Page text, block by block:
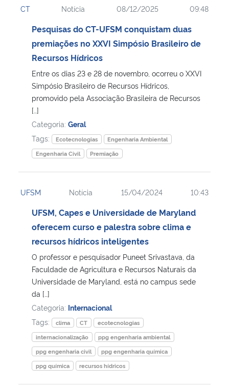
Ministério da Cidadania
Ministério da Saúde
Ministério de Minas e Energia
Ministério da Ciência, Tecnologia, Inovações e Comunicações
Ministério do Turismo
Ministério do Desenvolvimento Regional
Ministério da Mulher, da Família e dos Direitos Humanos
Secretaria-Geral
Secretaria de Governo
Gabinete de Segurança Institucional
Advocacia-Geral da União
Banco Central do Brasil
CT Notícia 08/12/2025 09:48
Pesquisas do CT-UFSM conquistam duas
premiações no XXVI Simpósio Brasileiro de
Recursos Hídricos
Entre os dias 23 e 28 de novembro, ocorreu o XXVI
Simpósio Brasileiro de Recursos Hídricos,
promovido pela Associação Brasileira de Recursos
[…]
Categoria: Geral
Tags:
Ecotecnologias
Engenharia Ambiental
Engenharia Civil
Premiação
UFSM Notícia 15/04/2024 10:43
UFSM, Capes e Universidade de Maryland
oferecem curso e palestra sobre clima e
recursos hídricos inteligentes
O professor e pesquisador Puneet Srivastava, da
Faculdade de Agricultura e Recursos Naturais da
Universidade de Maryland, está no campus sede
da […]
Categoria: Internacional
Tags:
clima CT
ecotecnologias
internacionalização
ppg engenharia ambiental
ppg engenharia civil
ppg engenharia química
ppg química
recursos hídricos